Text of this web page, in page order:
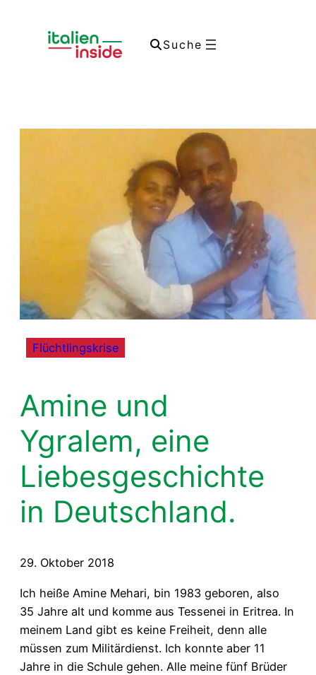
Suche
Flüchtlingskrise
Amine und
Ygralem, eine
Liebesgeschichte
in Deutschland.
29. Oktober 2018
Ich heiße Amine Mehari, bin 1983 geboren, also
35 Jahre alt und komme aus Tessenei in Eritrea. In
meinem Land gibt es keine Freiheit, denn alle
müssen zum Militärdienst. Ich konnte aber 11
Jahre in die Schule gehen. Alle meine fünf Brüder